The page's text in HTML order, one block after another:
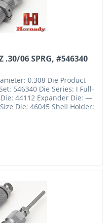
.30/06 SPRG, #546340
0.308 Die Product
546340 Die Series: I Full-
44112 Expander Die: —
Die: 46045 Shell Holder: